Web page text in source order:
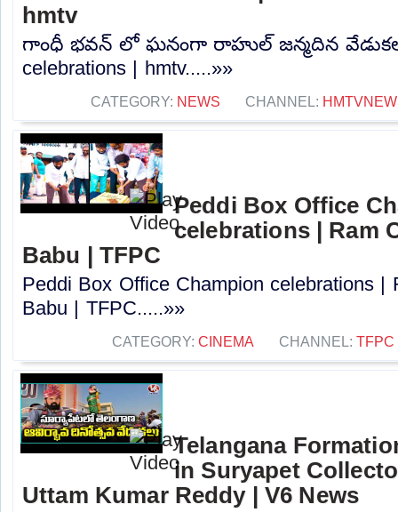
hmtv
గాంధీ భవన్ లో ఘనంగా రాహుల్ జన్మదిన వేడుకలు
celebrations | hmtv.....»»
CATEGORY: NEWS CHANNEL:
Peddi Box Office
celebrations | Ram
Babu | TFPC
Peddi Box Office Champion celebrations |
Babu | TFPC.....»»
CATEGORY: CINEMA CHANNEL: TFPC
Telangana
in Suryapet
Uttam Kumar Reddy | V6 News